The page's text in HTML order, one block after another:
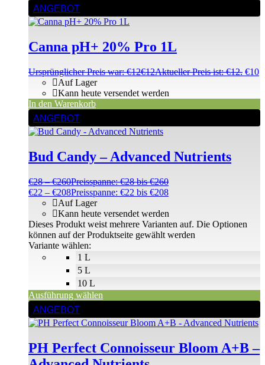
ANGEBOT
Canna pH+ 20% Pro 1L
Ursprünglicher Preis war: €12€12Aktueller Preis ist: €12. €10
Auf Lager
Kann heute versendet werden
In den Warenkorb
ANGEBOT
Bud Candy – Advanced Nutrients
€28 –€260Preisspanne: €28 bis €260
€22 – €208Preisspanne: €22 bis €208
1 L
5 L
10 L
Auf Lager
Kann heute versendet werden
Variante wählen:
Ausführung wählen
Dieses Produkt weist mehrere Varianten auf. Die Optionen
können auf der Produktseite gewählt werden
ANGEBOT
PH Perfect Connoisseur Bloom A+B –